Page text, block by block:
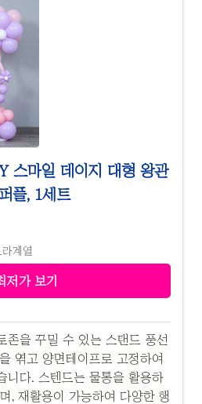
스마일 데이지 대형 왕관
플, 1세트
계열
저가 보기
존을 꾸밀 수 있는 스탠드 풍선
엮고 양면테이프로 고정하여
니다. 스텐드는 물통을 활용하
, 재활용이 가능하여 다양한 행